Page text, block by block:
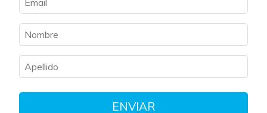
ACOTAR
Ordenar
Filtrar
ENVIAR